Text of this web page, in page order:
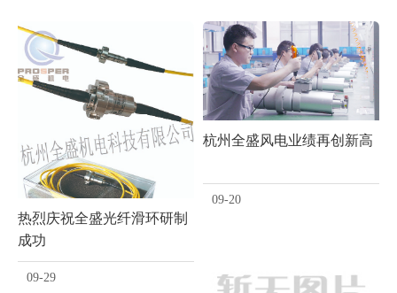
热烈庆祝全盛光纤滑环研制
成功
09-29
杭州全盛风电业绩再创新高
09-20